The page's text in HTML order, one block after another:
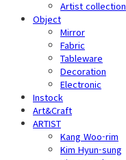
Artist collection
Object
Mirror
Fabric
Tableware
Decoration
Electronic
Instock
Art&Craft
ARTIST
Kang Woo-rim
Kim Hyun-sung